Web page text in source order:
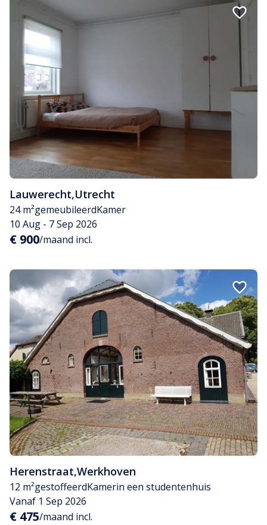
Lauwerecht,Utrecht
24 m²gemeubileerdKamer
10 Aug - 7 Sep 2026
€ 900/maand incl.
Herenstraat,Werkhoven
12 m²gestoffeerdKamerin een studentenhuis
Vanaf 1 Sep 2026
€ 475/maand incl.